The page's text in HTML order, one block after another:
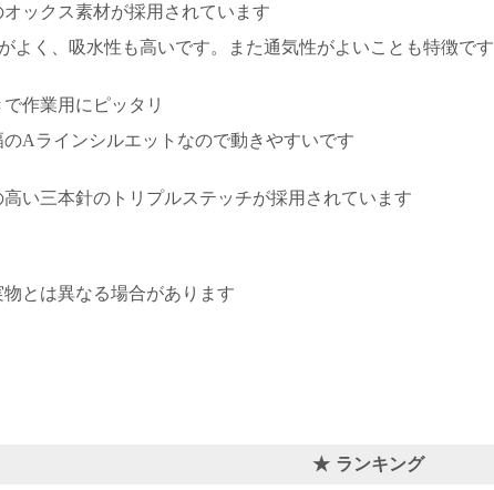
ックス素材が採用されています
よく、吸水性も高いです。また通気性がよいことも特徴です
作業用にピッタリ
Aラインシルエットなので動きやすいです
い三本針のトリプルステッチが採用されています
とは異なる場合があります
ランキング